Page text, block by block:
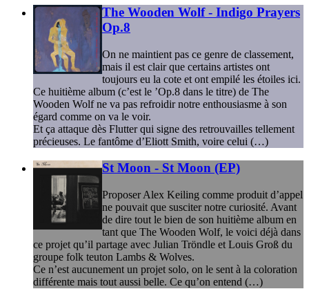
The Wooden Wolf - Indigo Prayers
Op.8
On ne maintient pas ce genre de classement,
mais il est clair que certains artistes ont
toujours eu la cote et ont empilé les étoiles ici.
Ce huitième album (c’est le ’Op.8 dans le titre) de The
Wooden Wolf ne va pas refroidir notre enthousiasme à son
égard comme on va le voir.
Et ça attaque dès Flutter qui signe des retrouvailles tellement
précieuses. Le fantôme d’Eliott Smith, voire celui (…)
St Moon - St Moon (EP)
Proposer Alex Keiling comme produit d’appel
ne pouvait que susciter notre curiosité. Avant
de dire tout le bien de son huitième album en
tant que The Wooden Wolf, le voici déjà dans
ce projet qu’il partage avec Julian Tröndle et Louis Groß du
groupe folk teuton Lambs & Wolves.
Ce n’est aucunement un projet solo, on le sent à la coloration
différente mais tout aussi belle. Ce qu’on entend (…)